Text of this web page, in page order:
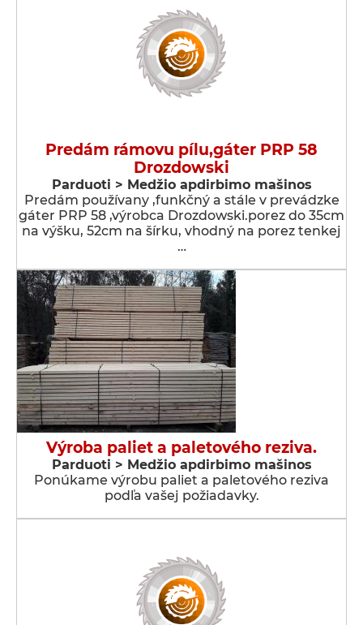
Predám rámovu pílu,gáter PRP 58
Drozdowski
Parduoti > Medžio apdirbimo mašinos
Predám používany ,funkčný a stále v prevádzke
gáter PRP 58 ,výrobca Drozdowski.porez do 35cm
na výšku, 52cm na šírku, vhodný na porez tenkej
…
Výroba paliet a paletového reziva.
Parduoti > Medžio apdirbimo mašinos
Ponúkame výrobu paliet a paletového reziva
podľa vašej požiadavky.